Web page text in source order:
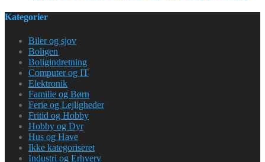
Kategorier
Biler og sjov
Boligen
Boligindretning
Computer og IT
Elektronik
Familie og Børn
Ferie og Lejligheder
Fritid og Hobby
Hobby og Dyr
Hus og Have
Ikke kategoriseret
Industri og Erhverv